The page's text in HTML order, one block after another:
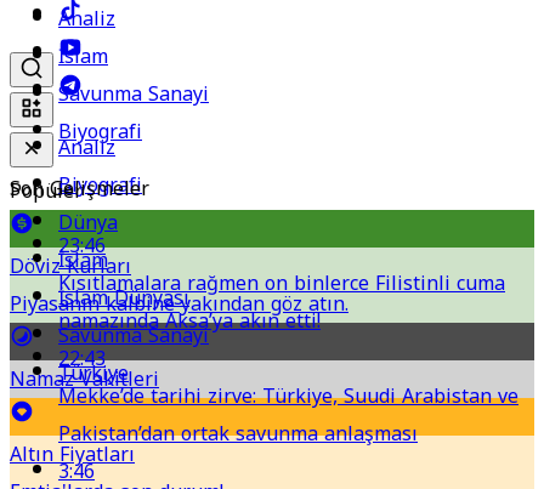
Popüler
Döviz Kurları
Piyasanın kalbine yakından göz atın.
Namaz Vakitleri
Altın Fiyatları
Analiz
Biyografi
Dünya
İslam
İslam Dünyası
Savunma Sanayi
Türkiye
Analiz
İslam
Savunma Sanayi
Biyografi
Son Gelişmeler
23:46
Kısıtlamalara rağmen on binlerce Filistinli cuma
namazında Aksa’ya akın etti!
22:43
Mekke’de tarihi zirve: Türkiye, Suudi Arabistan ve
Pakistan’dan ortak savunma anlaşması
3:46